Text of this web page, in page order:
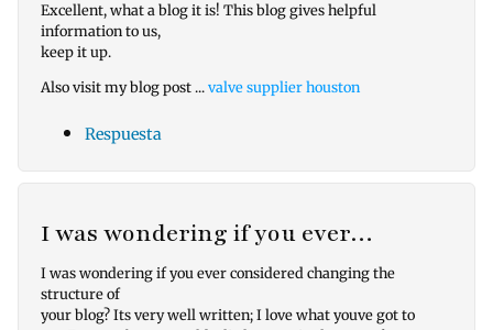
Excellent, what a blog it is! This blog gives helpful
information to us,
keep it up.
Also visit my blog post ...valve supplier houston
Respuesta
I was wondering if you ever…
I was wondering if you ever considered changing the
structure of
your blog? Its very well written; I love what youve got to